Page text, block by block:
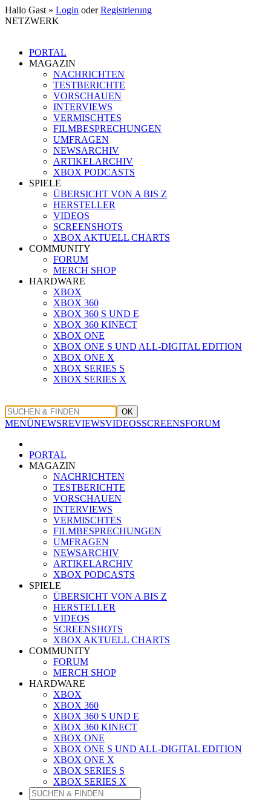
Hallo Gast » Login oderRegistrierung
NETZWERK
PORTAL
MAGAZIN
NACHRICHTEN
TESTBERICHTE
VORSCHAUEN
INTERVIEWS
VERMISCHTES
FILMBESPRECHUNGEN
UMFRAGEN
NEWSARCHIV
ARTIKELARCHIV
XBOX PODCASTS
SPIELE
ÜBERSICHT VON A BIS Z
HERSTELLER
VIDEOS
SCREENSHOTS
XBOX AKTUELL CHARTS
COMMUNITY
FORUM
MERCH SHOP
HARDWARE
XBOX
XBOX 360
XBOX 360 S UND E
XBOX 360 KINECT
XBOX ONE
XBOX ONE S UND ALL-DIGITAL EDITION
XBOX ONE X
XBOX SERIES S
XBOX SERIES X
OK
MENÜNEWSREVIEWSVIDEOSSCREENSFORUM
PORTAL
MAGAZIN
NACHRICHTEN
TESTBERICHTE
VORSCHAUEN
INTERVIEWS
VERMISCHTES
FILMBESPRECHUNGEN
UMFRAGEN
NEWSARCHIV
ARTIKELARCHIV
XBOX PODCASTS
SPIELE
ÜBERSICHT VON A BIS Z
HERSTELLER
VIDEOS
SCREENSHOTS
XBOX AKTUELL CHARTS
COMMUNITY
FORUM
MERCH SHOP
HARDWARE
XBOX
XBOX 360
XBOX 360 S UND E
XBOX 360 KINECT
XBOX ONE
XBOX ONE S UND ALL-DIGITAL EDITION
XBOX ONE X
XBOX SERIES S
XBOX SERIES X